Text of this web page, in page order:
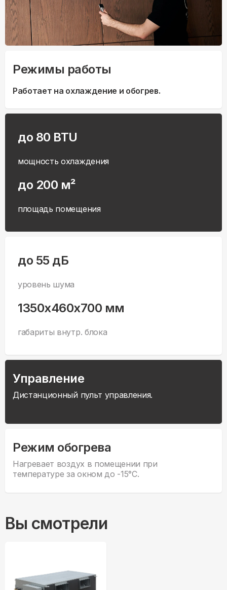
Режимы работы
Работает на охлаждение и обогрев.
до 80 BTU
мощность охлаждения
до 200 м²
площадь помещения
до 55 дБ
уровень шума
1350x460x700 мм
габариты внутр. блока
Управление
Дистанционный пульт управления.
Режим обогрева
Нагревает воздух в помещении при
температуре за окном до -15°С.
Вы смотрели